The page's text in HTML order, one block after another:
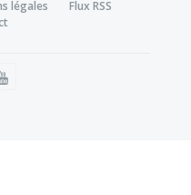
légales
Flux RSS